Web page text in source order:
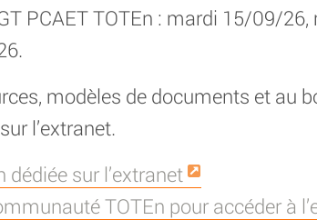
PCAET TOTEn : mardi 15/09/
modèles de documents et au
l’extranet.
sur l’extranet
TOTEn pour accéder à